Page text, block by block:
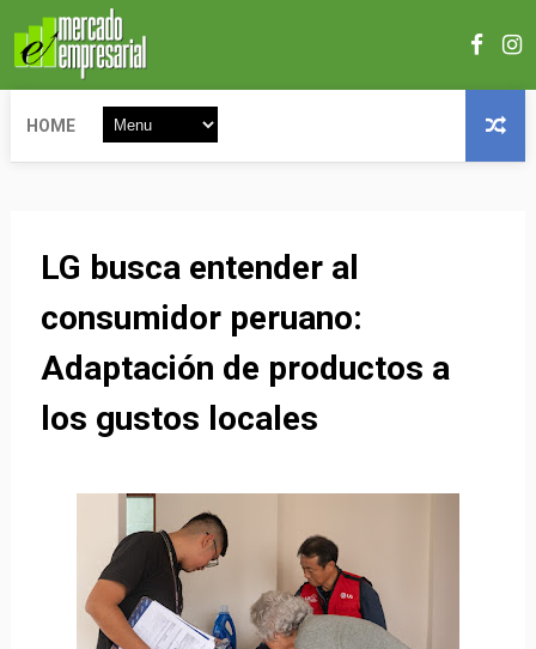
HOME
LG busca entender al
consumidor peruano:
Adaptación de productos a
los gustos locales